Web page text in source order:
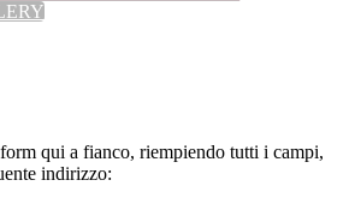
qui a fianco, riempiendo tutti i campi,
indirizzo: